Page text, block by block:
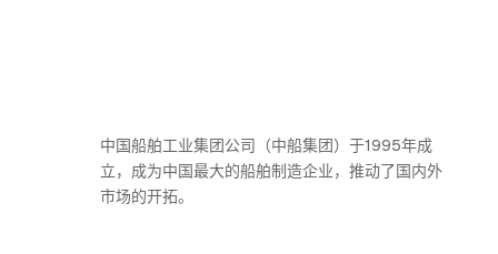
中国船舶工业集团公司（中船集团）于1995年成
立，成为中国最大的船舶制造企业，推动了国内外
市场的开拓。